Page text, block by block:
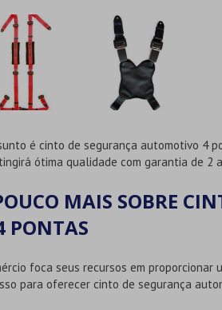
é cinto de segurança automotivo 4
ótima qualidade com garantia de 2
MAIS SOBRE
PONTAS
foca seus recursos em
para oferecer cinto de segurança